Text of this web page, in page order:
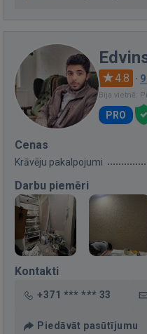
4.8 ·
Bija vietnē:
PRO
Cenas
Krāvēju pakalpojumi
Darbu piemēri
Kontakti
+371 *** *** 33
Piedāvāt pasūtījumu